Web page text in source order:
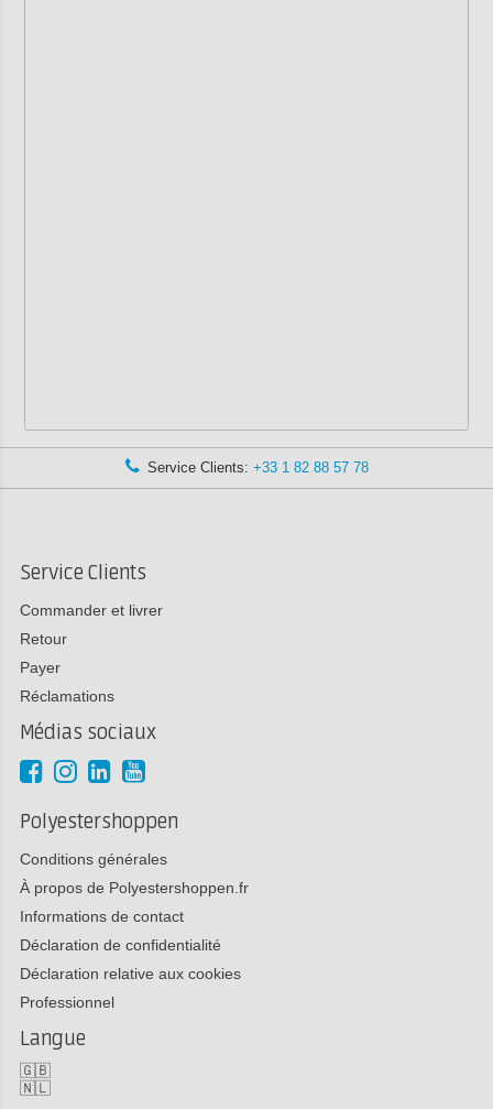
Service Clients: +33 1 82 88 57 78
Service Clients
Commander et livrer
Retour
Payer
Réclamations
Médias sociaux
Polyestershoppen
Conditions générales
À propos de Polyestershoppen.fr
Informations de contact
Déclaration de confidentialité
Déclaration relative aux cookies
Professionnel
Langue
🇬🇧
🇳🇱